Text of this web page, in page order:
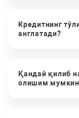
Кредитнинг
англатади?
Қандай қилиб
олишим